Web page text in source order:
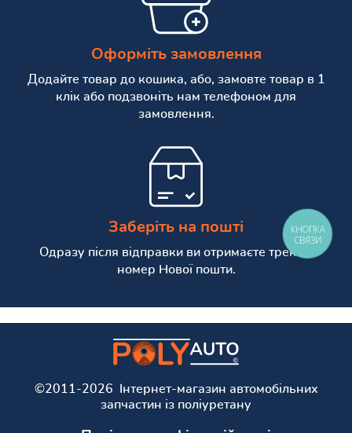
Оформіть замовлення
Додайте товар до кошика, або, замовте товар в 1
клік або подзвоніть нам телефоном для
замовлення.
Заберіть на пошті
Одразу після відправки ви отримаєте трекінг
номер Нової пошти.
©2011-2026 Інтернет-магазин автомобільних
запчастин із поліуретану
КНОПКА
СВЯЗИ